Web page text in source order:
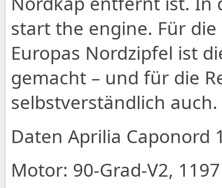
start the engine. Für
Europas Nordzipfel ist
gemacht – und für die
selbstverständlich
Daten Aprilia Caponord
Motor: 90-Grad-V2,